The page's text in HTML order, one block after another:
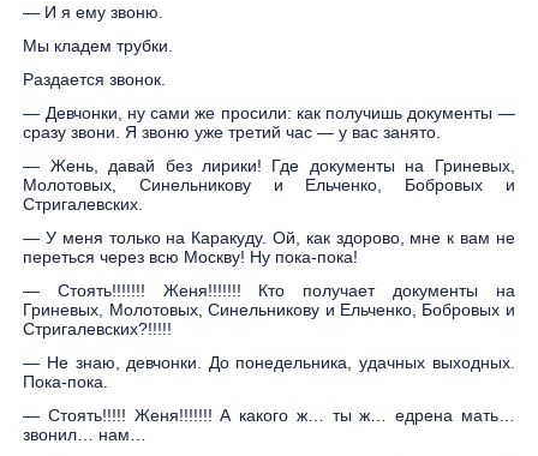
— И я ему звоню.
Мы кладем трубки.
Раздается звонок.
— Девчонки, ну сами же просили: как получишь документы —
сразу звони. Я звоню уже третий час — у вас занято.
— Жень, давай без лирики! Где документы на Гриневых,
Молотовых, Синельникову и Ельченко, Бобровых и
Стригалевских.
— У меня только на Каракуду. Ой, как здорово, мне к вам не
переться через всю Москву! Ну пока-пока!
— Стоять!!!!!!! Женя!!!!!!! Кто получает документы на
Гриневых, Молотовых, Синельникову и Ельченко, Бобровых и
Стригалевских?!!!!!
— Не знаю, девчонки. До понедельника, удачных выходных.
Пока-пока.
— Стоять!!!!! Женя!!!!!!! А какого ж… ты ж… едрена мать…
звонил… нам…